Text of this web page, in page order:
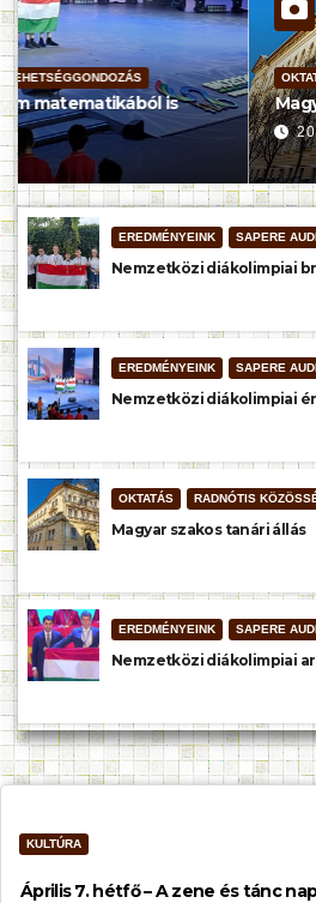
OKTATÁS RADNÓTIS KÖZÖSSÉG
Magyar szakos tanári állás
2026.07.27. PM
EREDMÉNYEINK SAPERE
Nemzetközi diákolimpiai
EREDMÉNYEINK SAPERE
Nemzetközi diákolimpiai
OKTATÁS RADNÓTIS
Magyar szakos tanári állás
EREDMÉNYEINK SAPERE
Nemzetközi diákolimpiai
KULTÚRA
Április 7. hétfő – A zene és tánc